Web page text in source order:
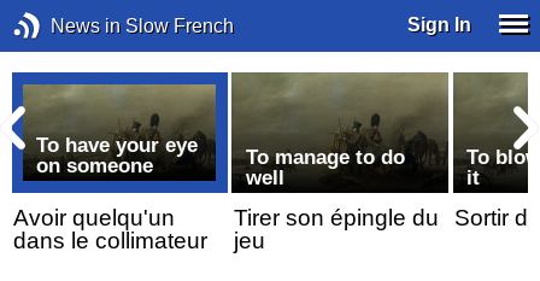
News in Slow French Sign In
To have your eye
on someone
Avoir quelqu'un
dans le collimateur
To manage to do
well
Tirer son épingle du
jeu
To
it
Sortir